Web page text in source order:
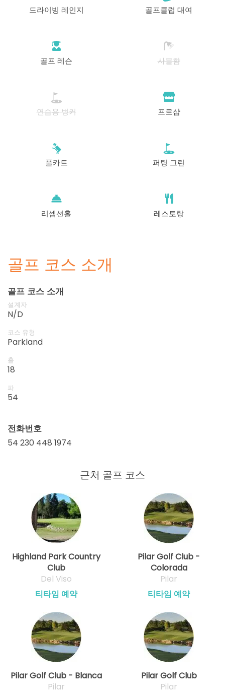
드라이빙 레인지 골프클럽 대여
골프 레슨 사물함
연습용 벙커 프로샵
풀카트 퍼팅 그린
리셉션홀 레스토랑
골프 코스 소개
골프 코스 소개
설계자
N/D
코스 유형
Parkland
홀
18
파
54
전화번호
54 230 448 1974
근처 골프 코스
Highland Park Country
Club
Del Viso
티타임 예약
Pilar Golf Club -
Colorada
Pilar
티타임 예약
Pilar Golf Club - Blanca
Pilar
Pilar Golf Club
Pilar